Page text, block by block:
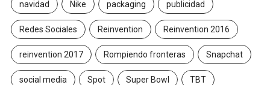
navidad Nike packaging publicidad
Redes Sociales Reinvention Reinvention 2016
reinvention 2017 Rompiendo fronteras Snapchat
social media Spot Super Bowl TBT